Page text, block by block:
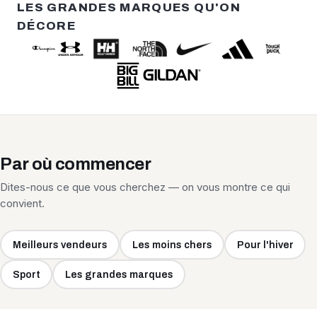
LES GRANDES MARQUES QU'ON
DÉCORE
Par où commencer
Dites-nous ce que vous cherchez — on vous montre ce qui
convient.
Meilleurs vendeurs Les moins chers Pour l'hiver
Sport Les grandes marques